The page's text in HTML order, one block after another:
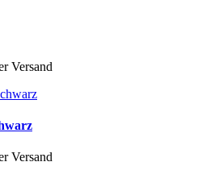
Versand
Versand